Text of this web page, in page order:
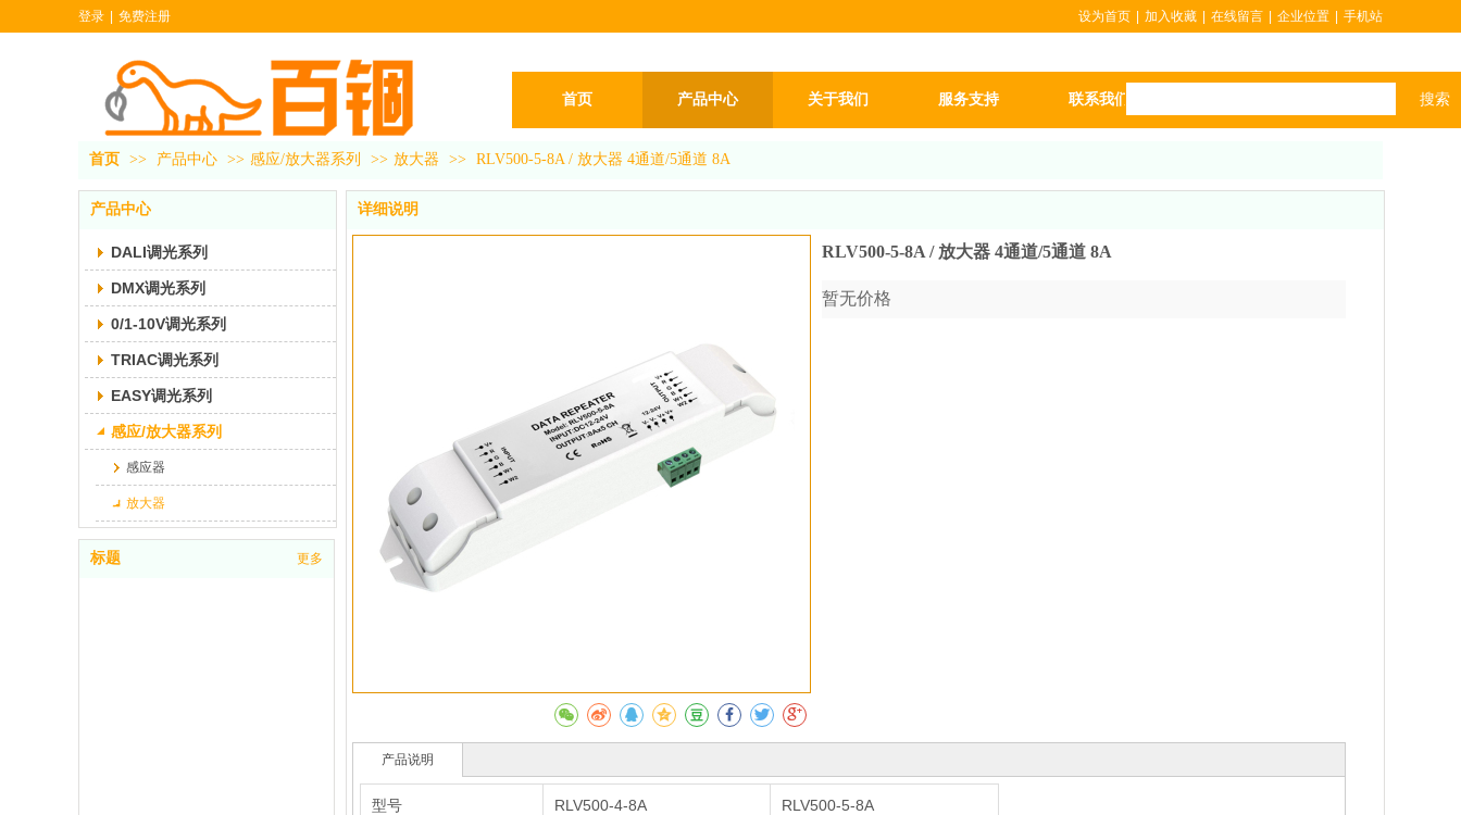
搜索
首页 产品中心 关于我们 服务支持 联系我们
登录 免费注册 设为首页 加入收藏 在线留言 企业位置 手机站
首页 >> 产品中心 >> 感应/放大器系列 >> 放大器 >> RLV500-5-8A / 放大器 4通道/5通道 8A
产品中心
DALI调光系列
DMX调光系列
0/1-10V调光系列
TRIAC调光系列
EASY调光系列
感应/放大器系列
感应器
放大器
标题 更多
详细说明
RLV500-5-8A / 放大器 4通道/5通道 8A
暂无价格
产品说明
型号 RLV500-4-8A RLV500-5-8A